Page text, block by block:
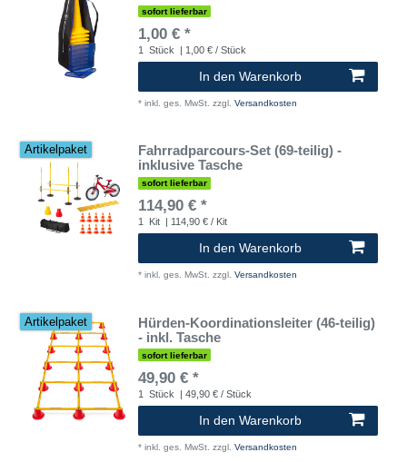
sofort lieferbar
1,00 € *
1 Stück | 1,00 € / Stück
In den Warenkorb
* inkl. ges. MwSt. zzgl. Versandkosten
Artikelpaket
Fahrradparcours-Set (69-teilig) -
inklusive Tasche
sofort lieferbar
114,90 € *
1 Kit | 114,90 € / Kit
In den Warenkorb
* inkl. ges. MwSt. zzgl. Versandkosten
Artikelpaket
Hürden-Koordinationsleiter (46-teilig)
- inkl. Tasche
sofort lieferbar
49,90 € *
1 Stück | 49,90 € / Stück
In den Warenkorb
* inkl. ges. MwSt. zzgl. Versandkosten